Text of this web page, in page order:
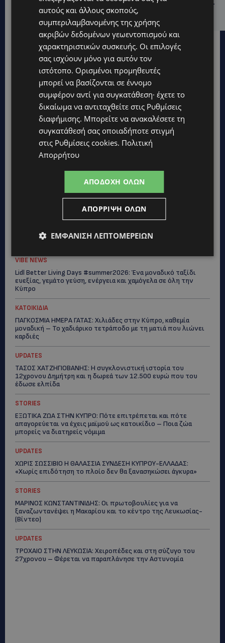
πότε απαγορεύεται να έχεις μαϊμού ως κατοικίδιο –
Ποια ζώα μπορείς να διατηρείς νόμιμα
Η Peugeot είναι ο επίσημος συνεργάτης του Φεστιβάλ
Κινηματογράφου της Βενετίας
VIBE NEWS
Lidl Better Living Days #summer2026: Ένα μοναδικό ταξίδι
ευεξίας, γεμάτο γεύση, ενέργεια και χαμόγελα σε όλη την
Κύπρο
ΚΑΤΟΙΚΙΔΙΑ
ΠΑΓΚΟΣΜΙΑ ΗΜΕΡΑ ΓΑΤΑΣ: Χιλιάδες στην Κύπρο, καθεμία
μοναδική – Το χαδιάρικο τετράποδο με τη ματιά που λιώνει
καρδιές
UPDATES
ΤΑΣΟΣ ΧΑΤΖΗΓΙΟΒΑΝΗΣ: Η συγκλονιστική ιστορία του
12χρονου Δημήτρη και η δωρεά των 12.500 ευρώ που του
έδωσε ελπίδα
STORIES
ΕΞΩΤΙΚΑ ΖΩΑ ΣΤΗΝ ΚΥΠΡΟ: Πότε επιτρέπεται και πότε
απαγορεύεται να έχεις μαϊμού ως κατοικίδιο – Ποια ζώα
μπορείς να διατηρείς νόμιμα
UPDATES
ΧΩΡΙΣ ΣΩΣΣΙΒΙΟ Η ΘΑΛΑΣΣΙΑ ΣΥΝΔΕΣΗ ΚΥΠΡΟΥ-ΕΛΛΑΔΑΣ:
«Χωρίς επιδότηση το πλοίο δεν θα ξανασηκώσει άγκυρα»
STORIES
ΜΑΡΙΝΟΣ ΚΩΝΣΤΑΝΤΙΝΙΔΗΣ: Οι πρωτοβουλίες για να
ξαναζωντανέψει η Μακαρίου και το κέντρο της Λευκωσίας-
(Βίντεο)
UPDATES
ΤΡΟΧΑΙΟ ΣΤΗΝ ΛΕΥΚΩΣΙΑ: Χειροπέδες και στη σύζυγο του
27χρονου – Φέρεται να παραπλάνησε την Αστυνομία
αυτούς και άλλους σκοπούς,
συμπεριλαμβανομένης της χρήσης
ακριβών δεδομένων γεωεντοπισμού και
χαρακτηριστικών συσκευής. Οι επιλογές
σας ισχύουν μόνο για αυτόν τον
ιστότοπο. Ορισμένοι προμηθευτές
μπορεί να βασίζονται σε έννομο
συμφέρον αντί για συγκατάθεση· έχετε το
δικαίωμα να αντιταχθείτε στις Ρυθμίσεις
διαφήμισης. Μπορείτε να ανακαλέσετε τη
συγκατάθεσή σας οποιαδήποτε στιγμή
στις Ρυθμίσεις cookies. Πολιτική
Απορρήτου
ΑΠΟΔΟΧΉ ΌΛΩΝ
ΑΠΌΡΡΙΨΗ ΌΛΩΝ
ΕΜΦΆΝΙΣΗ ΛΕΠΤΟΜΕΡΕΙΏΝ